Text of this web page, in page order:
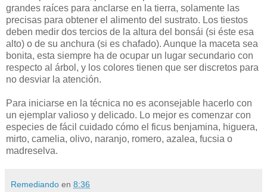
grandes raíces para anclarse en la tierra, solamente las
precisas para obtener el alimento del sustrato. Los tiestos
deben medir dos tercios de la altura del bonsái (si éste esa
alto) o de su anchura (si es chafado). Aunque la maceta sea
bonita, esta siempre ha de ocupar un lugar secundario con
respecto al árbol, y los colores tienen que ser discretos para
no desviar la atención.
Para iniciarse en la técnica no es aconsejable hacerlo con
un ejemplar valioso y delicado. Lo mejor es comenzar con
especies de fácil cuidado cómo el ficus benjamina, higuera,
mirto, camelia, olivo, naranjo, romero, azalea, fucsia o
madreselva.
Remediando en 8:36